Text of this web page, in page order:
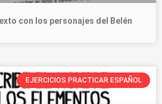
con los personajes del Belén
EJERCICIOS PRACTICAR ESPAÑOL